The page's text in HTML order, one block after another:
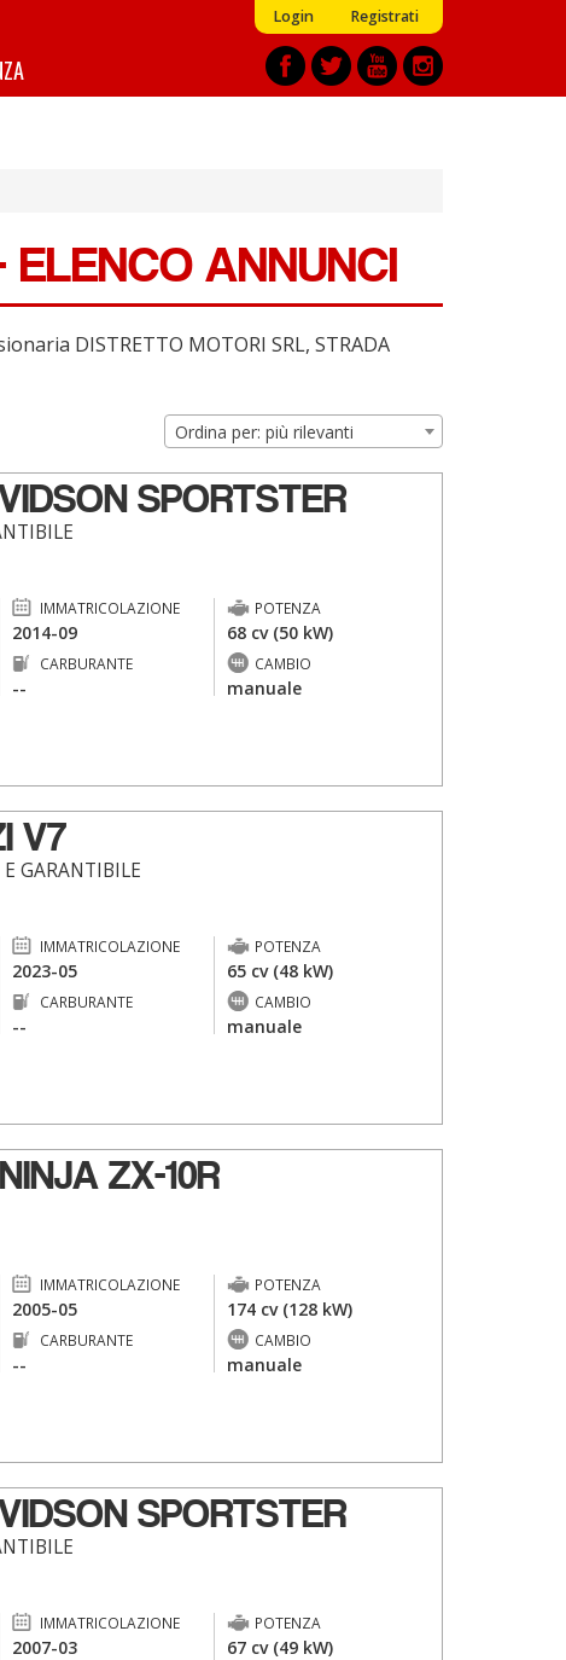
Login Registrati
ANNUNCI
DISTRETTO MOTORI SRL, STRADA
Ordina per: più rilevanti
SPORTSTER
IMMATRICOLAZIONE
2014-09
POTENZA
68 cv (50 kW)
CARBURANTE
--
CAMBIO
manuale
V7
GARANTIBILE
IMMATRICOLAZIONE
2023-05
POTENZA
65 cv (48 kW)
CARBURANTE
--
CAMBIO
manuale
ZX-10R
IMMATRICOLAZIONE
2005-05
POTENZA
174 cv (128 kW)
CARBURANTE
--
CAMBIO
manuale
SPORTSTER
IMMATRICOLAZIONE
2007-03
POTENZA
67 cv (49 kW)